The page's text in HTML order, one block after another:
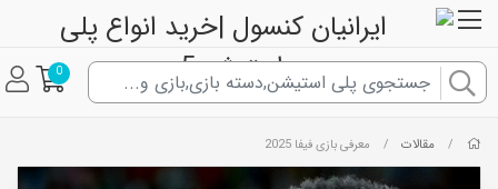
0
/ مقالات / معرفی بازی فیفا 2025